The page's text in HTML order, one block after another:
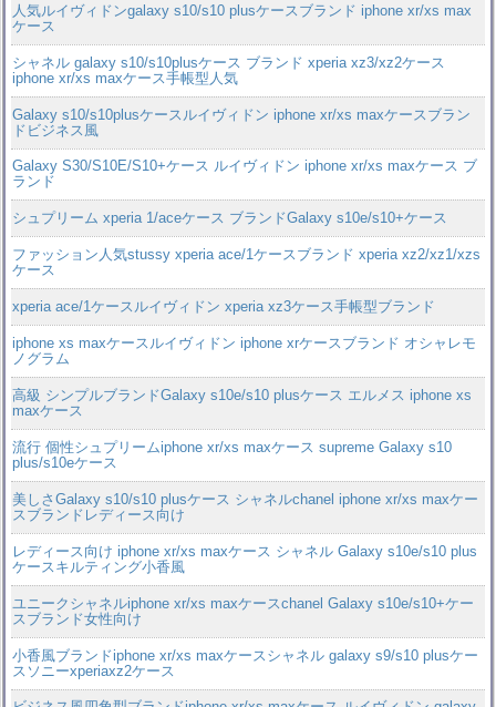
人気ルイヴィドンgalaxy s10/s10 plusケースブランド iphone xr/xs max
ケース
シャネル galaxy s10/s10plusケース ブランド xperia xz3/xz2ケース
iphone xr/xs maxケース手帳型人気
Galaxy s10/s10plusケースルイヴィドン iphone xr/xs maxケースブラン
ドビジネス風
Galaxy S30/S10E/S10+ケース ルイヴィドン iphone xr/xs maxケース ブ
ランド
シュプリーム xperia 1/aceケース ブランドGalaxy s10e/s10+ケース
ファッション人気stussy xperia ace/1ケースブランド xperia xz2/xz1/xzs
ケース
xperia ace/1ケースルイヴィドン xperia xz3ケース手帳型ブランド
iphone xs maxケースルイヴィドン iphone xrケースブランド オシャレモ
ノグラム
高級 シンプルブランドGalaxy s10e/s10 plusケース エルメス iphone xs
maxケース
流行 個性シュプリームiphone xr/xs maxケース supreme Galaxy s10
plus/s10eケース
美しさGalaxy s10/s10 plusケース シャネルchanel iphone xr/xs maxケー
スブランドレディース向け
レディース向け iphone xr/xs maxケース シャネル Galaxy s10e/s10 plus
ケースキルティング小香風
ユニークシャネルiphone xr/xs maxケースchanel Galaxy s10e/s10+ケー
スブランド女性向け
小香風ブランドiphone xr/xs maxケースシャネル galaxy s9/s10 plusケー
スソニーxperiaxz2ケース